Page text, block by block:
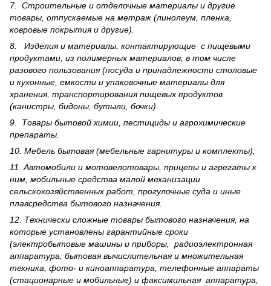
7. Строительные и отделочные материалы и другие
товары, отпускаемые на метраж (линолеум, пленка,
ковровые покрытия и другие).
8. Изделия и материалы, контактирующие с пищевыми
продуктами, из полимерных материалов, в том числе
разового пользования (посуда и принадлежности столовые
и кухонные, емкости и упаковочные материалы для
хранения, транспортирования пищевых продуктов
(канистры, бидоны, бутыли, бочки).
9. Товары бытовой химии, пестициды и агрохи­мические
препараты.
10. Мебель бытовая (мебельные гарнитуры и комплекты);
11. Автомобили и мотовелотовары, прицепы и агрегаты к
ним, мобильные средства малой механизации
сельскохозяйственных работ, прогулочные суда и иные
плавсредства бытового назначения.
12. Технически сложные товары бытового назна­чения, на
которые установлены гарантийные сроки
(электробытовые машины и приборы, радиоэлектронная
аппаратура, бытовая вычислительная и множительная
техника, фото- и киноаппаратура, телефонные аппараты
(стационарные и мобильные) и факсимильная аппаратура,